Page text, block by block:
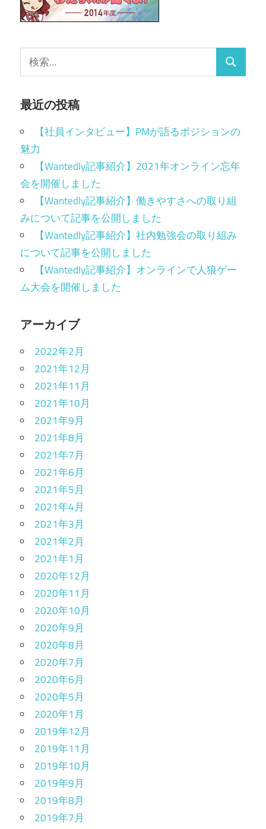
最近の投稿
【社員インタビュー】PMが語るポジションの
魅力
【Wantedly記事紹介】2021年オンライン忘年
会を開催しました
【Wantedly記事紹介】働きやすさへの取り組
みについて記事を公開しました
【Wantedly記事紹介】社内勉強会の取り組み
について記事を公開しました
【Wantedly記事紹介】オンラインで人狼ゲー
ム大会を開催しました
アーカイブ
2022年2月
2021年12月
2021年11月
2021年10月
2021年9月
2021年8月
2021年7月
2021年6月
2021年5月
2021年4月
2021年3月
2021年2月
2021年1月
2020年12月
2020年11月
2020年10月
2020年9月
2020年8月
2020年7月
2020年6月
2020年5月
2020年1月
2019年12月
2019年11月
2019年10月
2019年9月
2019年8月
2019年7月